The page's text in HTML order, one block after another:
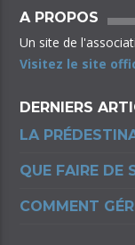
A PROPOS
Un site de
Visitez le site
DERNIERS
LA
QUE FAIRE DE
COMMENT